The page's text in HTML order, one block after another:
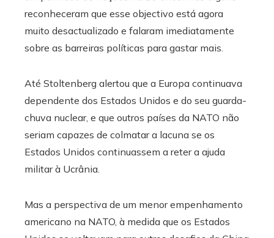
reconheceram que esse objectivo está agora
muito desactualizado e falaram imediatamente
sobre as barreiras políticas para gastar mais.
Até Stoltenberg alertou que a Europa continuava
dependente dos Estados Unidos e do seu guarda-
chuva nuclear, e que outros países da NATO não
seriam capazes de colmatar a lacuna se os
Estados Unidos continuassem a reter a ajuda
militar à Ucrânia.
Mas a perspectiva de um menor empenhamento
americano na NATO, à medida que os Estados